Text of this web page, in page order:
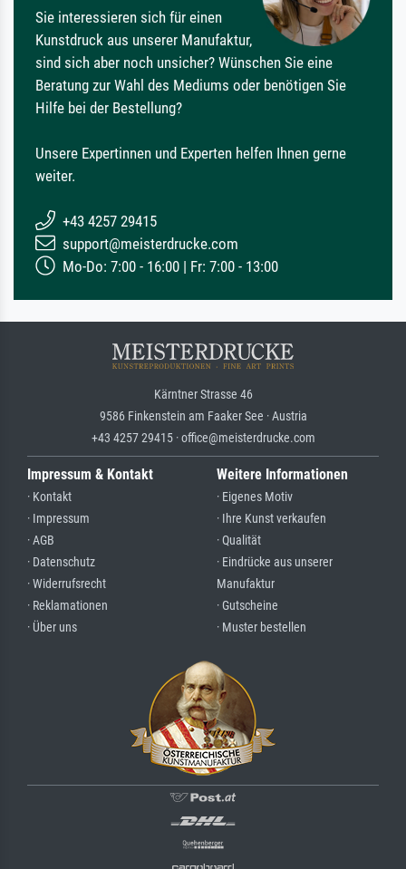
Sie interessieren sich für einen
Kunstdruck aus unserer Manufaktur,
sind sich aber noch unsicher? Wünschen Sie eine
Beratung zur Wahl des Mediums oder benötigen Sie
Hilfe bei der Bestellung?
Unsere Expertinnen und Experten helfen Ihnen gerne
weiter.
+43 4257 29415
support@meisterdrucke.com
Mo-Do: 7:00 - 16:00 | Fr: 7:00 - 13:00
Kärntner Strasse 46
9586 Finkenstein am Faaker See · Austria
+43 4257 29415 · office@meisterdrucke.com
Impressum & Kontakt
· Kontakt
· Impressum
· AGB
· Datenschutz
· Widerrufsrecht
· Reklamationen
· Über uns
Weitere Informationen
· Eigenes Motiv
· Ihre Kunst verkaufen
· Qualität
· Eindrücke aus unserer
Manufaktur
· Gutscheine
· Muster bestellen